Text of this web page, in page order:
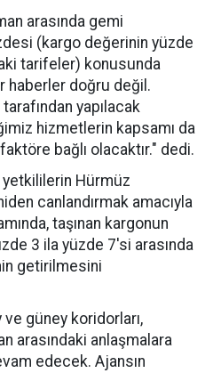
arasında gemi
(kargo değerinin yüzde
tarifeler) konusunda
haberler doğru değil.
yapılacak
hizmetlerin kapsamı da
bağlı olacaktır." dedi.
yetkililerin Hürmüz
canlandırmak amacıyla
taşınan kargonun
3 ila yüzde 7'si arasında
getirilmesini
ve güney koridorları,
arasındaki anlaşmalara
edecek. Ajansın